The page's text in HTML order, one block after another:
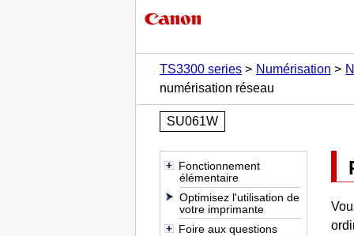
TS3300 series
Numérisation
numérisation réseau
SU061W
Fonctionnement
élémentaire
Optimisez l'utilisation de
votre imprimante
Foire aux questions